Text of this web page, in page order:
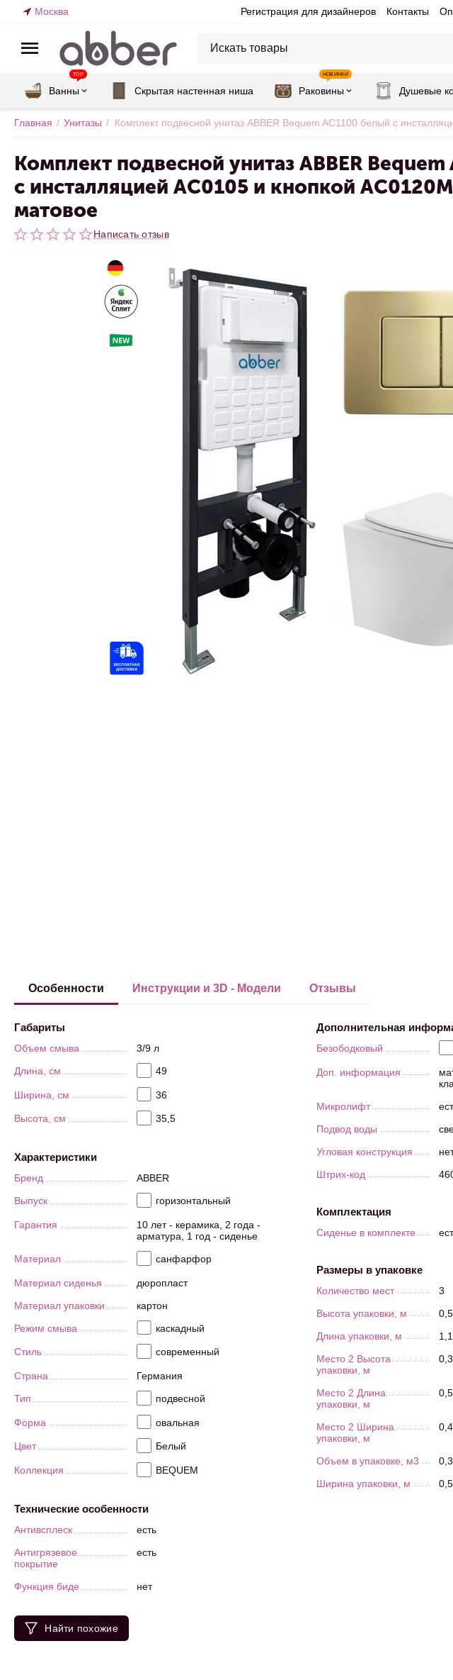
Москва Регистрация для дизайнеров Контакты
Ванны
TOP
Скрытая настенная ниша Раковины
НОВИНКИ
Душевые
Главная / Унитазы / Комплект подвесной унитаз ABBER Bequem AC1100 белый с
Комплект подвесной унитаз ABBER
с инсталляцией AC0105 и кнопкой
матовое
Написать отзыв
Особенности Инструкции и 3D - Модели Отзывы
Габариты
Объем смыва
3/9 л
Длина, см
49
Ширина, см 36
Высота, см 35,5
Характеристики
Бренд
ABBER
Выпуск
горизонтальный
Гарантия
10 лет - керамика, 2 года -
арматура, 1 год - сиденье
Материал
санфарфор
Материал сиденья
дюропласт
Материал упаковки
картон
Режим смыва
каскадный
Стиль современный
Страна
Германия
Тип
подвесной
Форма овальная
Цвет Белый
Коллекция BEQUEM
Технические особенности
Антивсплеск
есть
Антигрязевое
покрытие
есть
Функция биде нет
Дополнительная
Безободковый
Доп. информация
Микролифт
Подвод воды
Угловая конструкция
Штрих-код
Комплектация
Сиденье в комплекте
Размеры в упаковке
Количество мест
3
Высота упаковки, м
Длина упаковки, м
Место 2 Высота
упаковки, м
Место 2 Длина
упаковки, м
0,5
Место 2 Ширина
упаковки, м
Объем в упаковке, м3
Ширина упаковки, м
Найти похожие